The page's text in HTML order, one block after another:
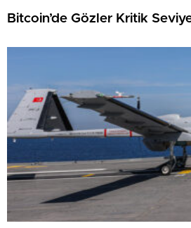
Bitcoin’de Gözler Kritik